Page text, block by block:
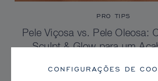
PRO TIPS
Pele Viçosa vs. Pele Oleosa:
Sculpt & Glow para um
CONFIGURAÇÕES DE